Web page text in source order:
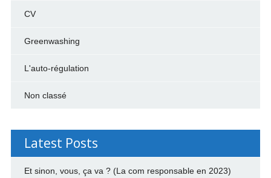
CV
Greenwashing
L'auto-régulation
Non classé
Latest Posts
Et sinon, vous, ça va ? (La com responsable en 2023)